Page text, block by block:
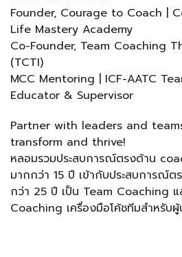
Founder, Courage to Coach |
Life Mastery Academy
Co-Founder, Team Coaching
(TCTI)
MCC Mentoring | ICF-AATC
Educator & Supervisor
Partner with leaders and
transform and thrive!
หลอมรวมประสบการณ์ตรงด้าน
มากกว่า 15 ปี เข้ากับประสบการณ์
กว่า 25 ปี เป็น Team Coaching
Coaching เครื่องมือโค้ชทีมสำหรับผู้